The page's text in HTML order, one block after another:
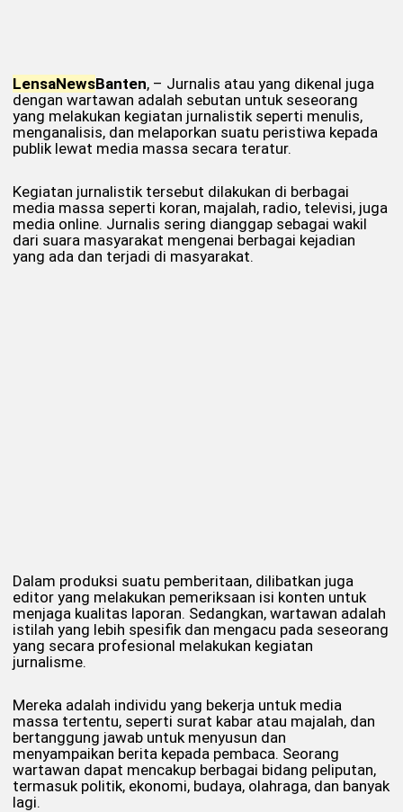
LensaNewsBanten, – Jurnalis atau yang dikenal juga
dengan wartawan adalah sebutan untuk seseorang
yang melakukan kegiatan jurnalistik seperti menulis,
menganalisis, dan melaporkan suatu peristiwa kepada
publik lewat media massa secara teratur.
Kegiatan jurnalistik tersebut dilakukan di berbagai
media massa seperti koran, majalah, radio, televisi, juga
media online. Jurnalis sering dianggap sebagai wakil
dari suara masyarakat mengenai berbagai kejadian
yang ada dan terjadi di masyarakat.
Dalam produksi suatu pemberitaan, dilibatkan juga
editor yang melakukan pemeriksaan isi konten untuk
menjaga kualitas laporan. Sedangkan, wartawan adalah
istilah yang lebih spesifik dan mengacu pada seseorang
yang secara profesional melakukan kegiatan
jurnalisme.
Mereka adalah individu yang bekerja untuk media
massa tertentu, seperti surat kabar atau majalah, dan
bertanggung jawab untuk menyusun dan
menyampaikan berita kepada pembaca. Seorang
wartawan dapat mencakup berbagai bidang peliputan,
termasuk politik, ekonomi, budaya, olahraga, dan banyak
lagi.